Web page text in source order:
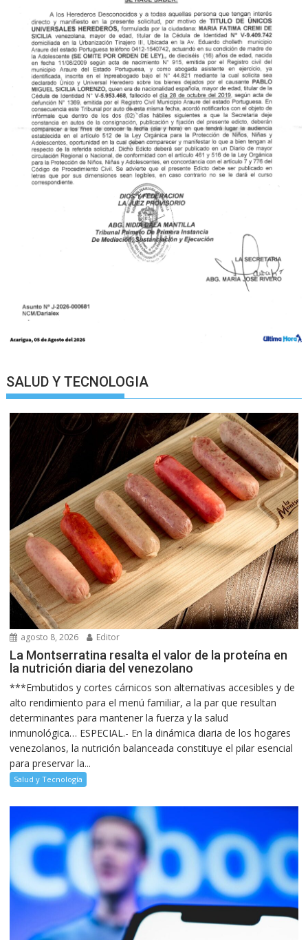
SALUD Y TECNOLOGIA
agosto 8, 2026 Editor
La Montserratina resalta el valor de la proteína en
la nutrición diaria del venezolano
***Embutidos y cortes cárnicos son alternativas accesibles y de
alto rendimiento para el menú familiar, a la par que resultan
determinantes para mantener la fuerza y la salud
inmunológica… ESPECIAL.- En la dinámica diaria de los hogares
venezolanos, la nutrición balanceada constituye el pilar esencial
para preservar la...
Salud y Tecnología